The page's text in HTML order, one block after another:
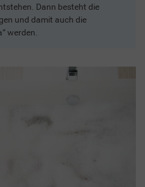
Dann besteht die
und damit auch die
werden.